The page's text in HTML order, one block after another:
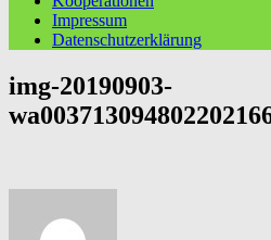
Impressum
Datenschutzerklärung
img-20190903-